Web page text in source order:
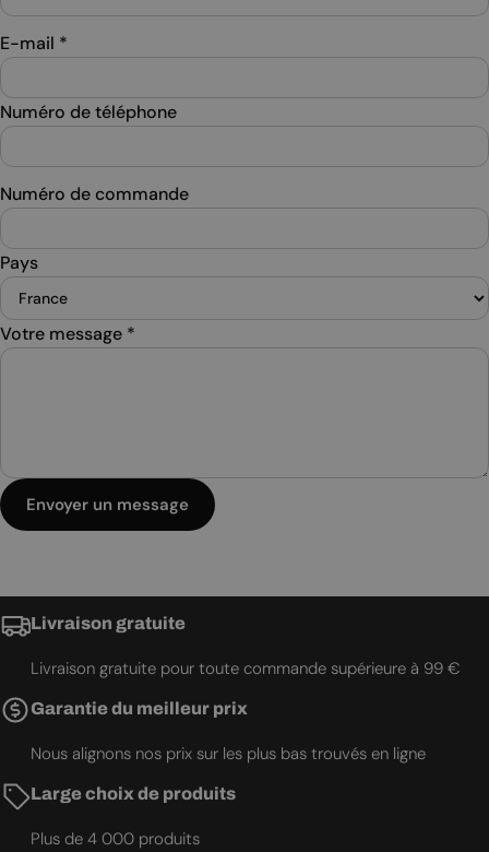
E-mail *
Numéro de téléphone
Numéro de commande
Pays
Votre message *
Envoyer un message
Livraison gratuite
Livraison gratuite pour toute commande supérieure à 99 €
Garantie du meilleur prix
Nous alignons nos prix sur les plus bas trouvés en ligne
Large choix de produits
Plus de 4 000 produits